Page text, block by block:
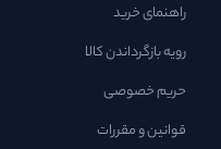
راهنمای خرید
رویه بازگرداندن کالا
حریم خصوصی
قوانین و مقررات